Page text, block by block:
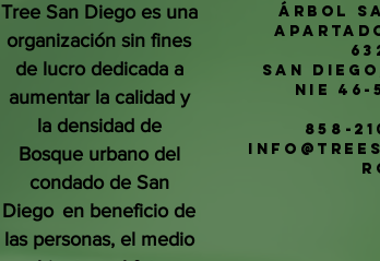
Tree San Diego es una
organización sin fines
de lucro dedicada a
aumentar la calidad y
la densidad de
Bosque urbano del
condado de San
Diego en beneficio de
las personas, el medio
Árbol
San
NIE 46-
858-